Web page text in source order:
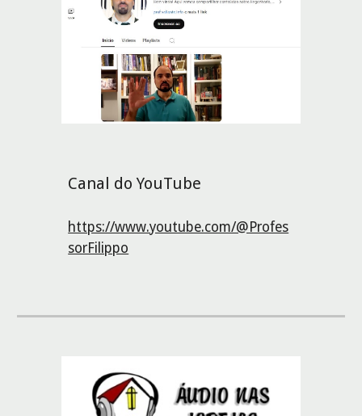
Canal do YouTube
https://www.youtube.com/@Profes
sorFilippo